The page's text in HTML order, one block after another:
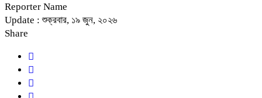
Reporter Name
Update : শুক্রবার, ১৯ জুন, ২০২৬
Share